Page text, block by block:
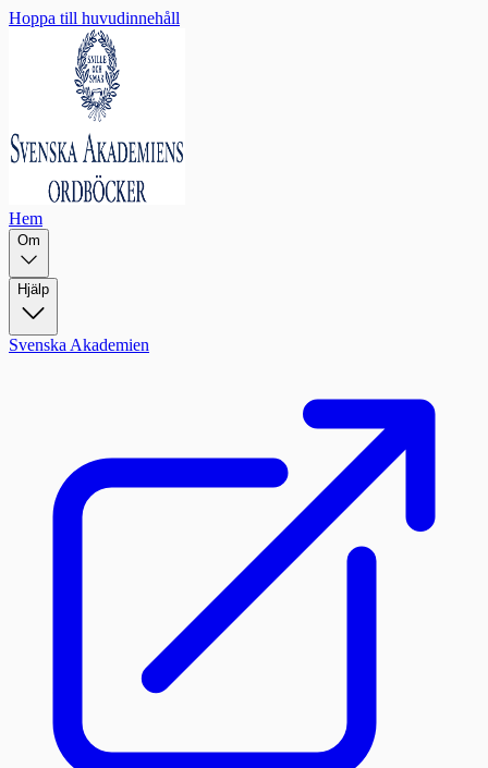
Hoppa till huvudinnehåll
Hem
Om
Hjälp
Svenska Akademien